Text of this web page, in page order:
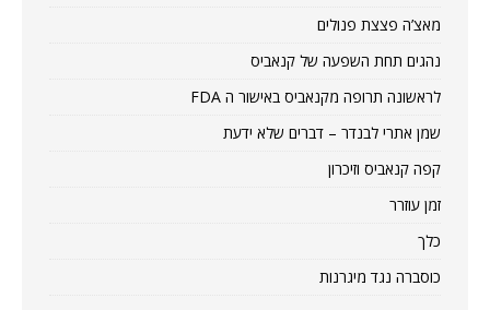
מאצ’ה פצצת פנולים
נהגים תחת השפעה של קנאביס
לראשונה תרופה מקנאביס באישור ה FDA
שמן אתרי לבנדר – דברים שלא ידעת
קפה קנאביס וזיכרון
זמן עוזרר
כלך
כוסברה נגד מיגרנות